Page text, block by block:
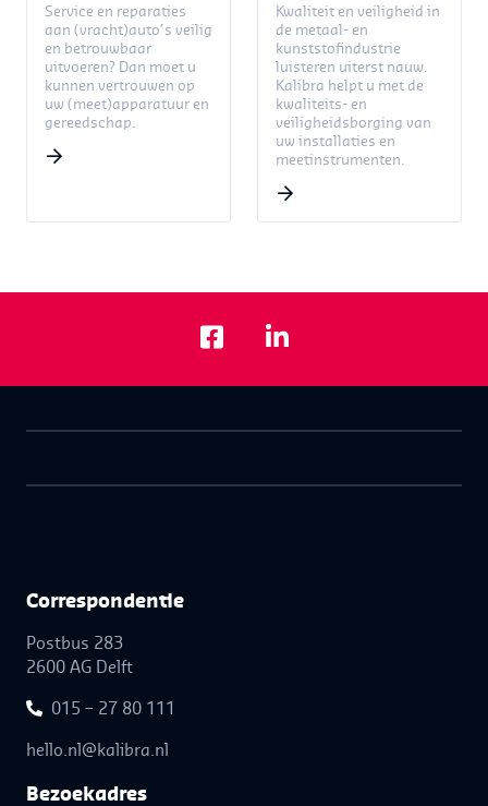
Service en reparaties
aan (vracht)auto’s veilig
en betrouwbaar
uitvoeren? Dan moet u
kunnen vertrouwen op
uw (meet)apparatuur en
gereedschap.
Kwaliteit en veiligheid in
de metaal- en
kunststofindustrie
luisteren uiterst nauw.
Kalibra helpt u met de
kwaliteits- en
veiligheidsborging van
uw installaties en
meetinstrumenten.
Correspon­dentie
Postbus 283
2600 AG Delft
015 – 27 80 111
hello.nl@kalibra.nl
Bezoek­adres